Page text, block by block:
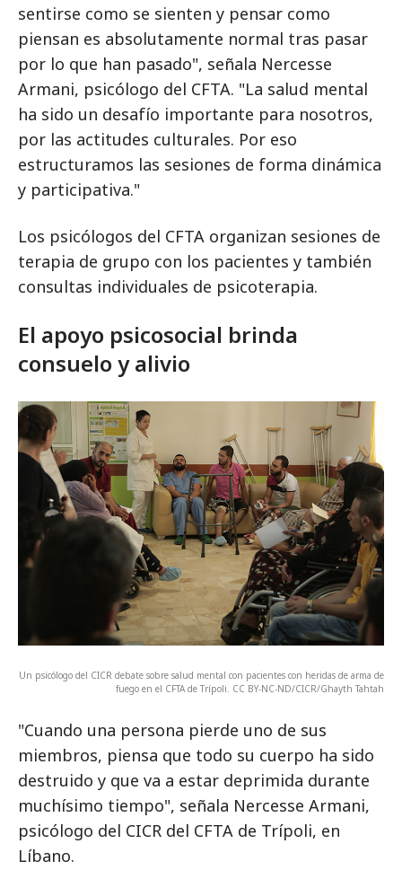
sentirse como se sienten y pensar como
piensan es absolutamente normal tras pasar
por lo que han pasado", señala Nercesse
Armani, psicólogo del CFTA. "La salud mental
ha sido un desafío importante para nosotros,
por las actitudes culturales. Por eso
estructuramos las sesiones de forma dinámica
y participativa."
Los psicólogos del CFTA organizan sesiones de
terapia de grupo con los pacientes y también
consultas individuales de psicoterapia.
El apoyo psicosocial brinda
consuelo y alivio
Un psicólogo del CICR debate sobre salud mental con pacientes con heridas de arma de
fuego en el CFTA de Trípoli. CC BY-NC-ND/CICR/Ghayth Tahtah
"Cuando una persona pierde uno de sus
miembros, piensa que todo su cuerpo ha sido
destruido y que va a estar deprimida durante
muchísimo tiempo", señala Nercesse Armani,
psicólogo del CICR del CFTA de Trípoli, en
Líbano.